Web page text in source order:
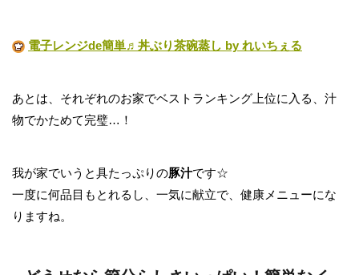
電子レンジde簡単♬丼ぶり茶碗蒸し by れいちぇる
あとは、それぞれのお家でベストランキング上位に入る、汁
物でかためて完璧…！
我が家でいうと具たっぷりの豚汁です☆
一度に何品目もとれるし、一気に献立で、健康メニューにな
りますね。